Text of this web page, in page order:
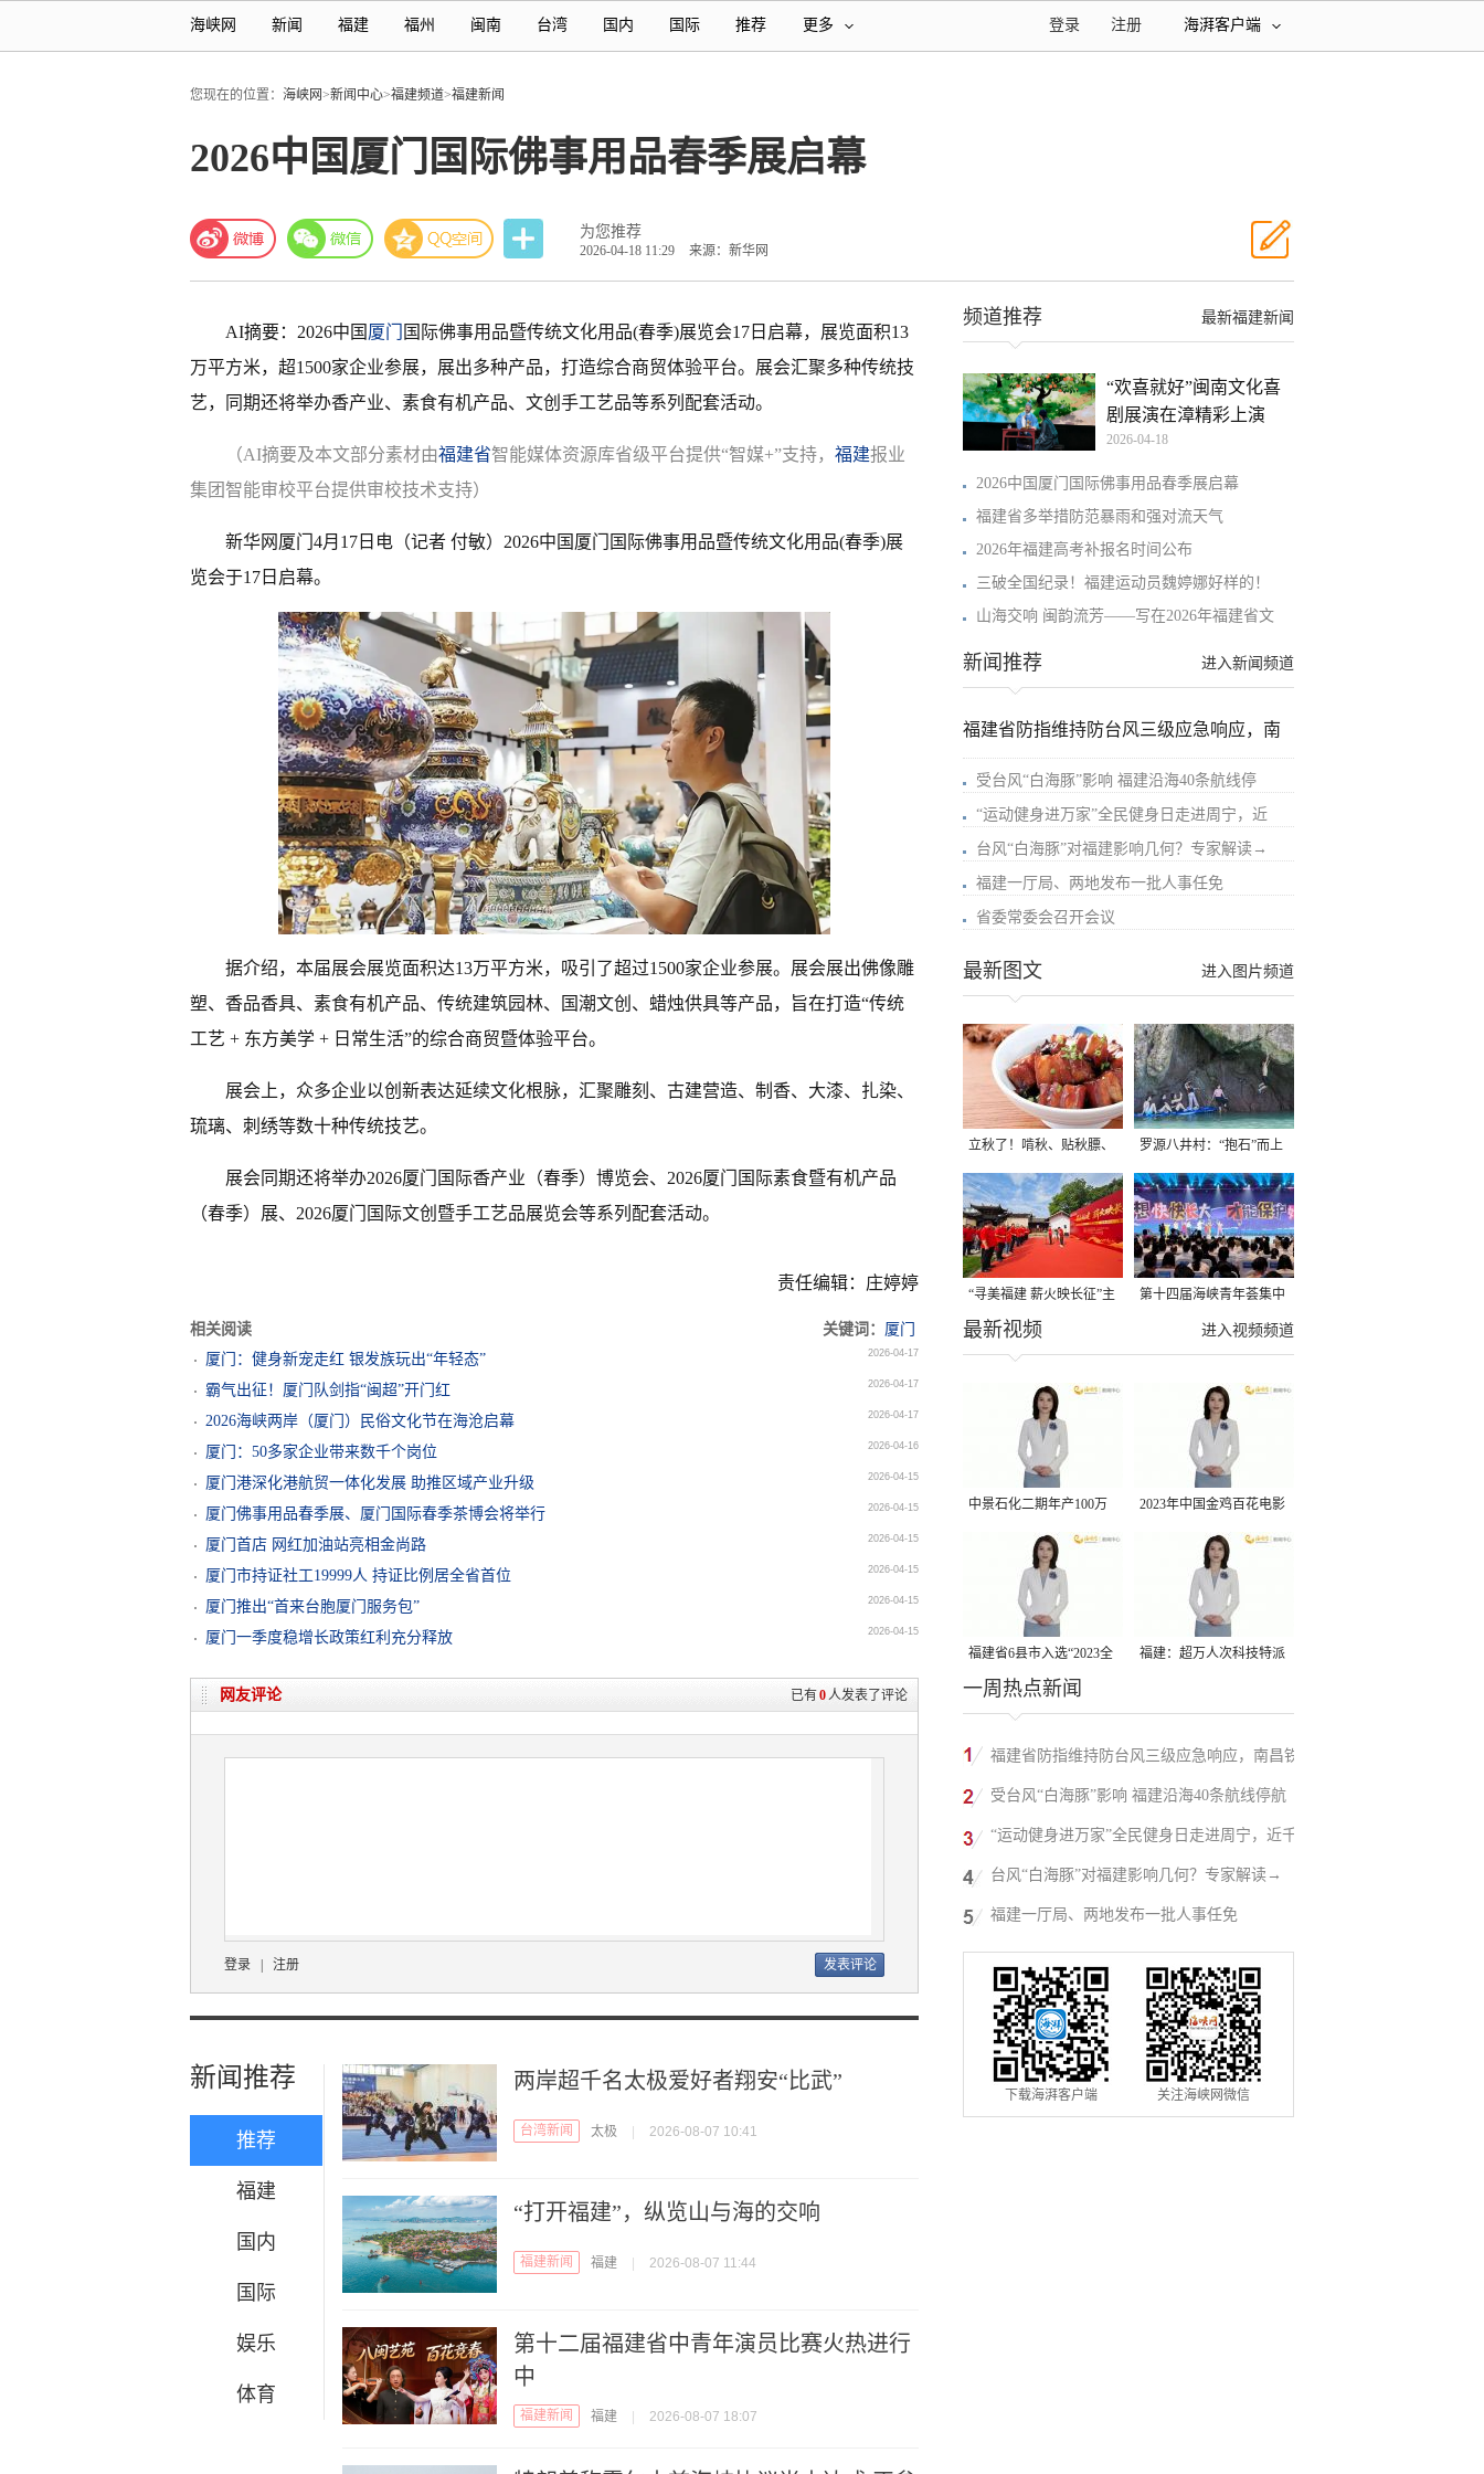
海峡网 新闻 福建 福州 闽南 台湾 国内 国际 推荐 更多 海湃客户端
注册
登录
您现在的位置： 海峡网>新闻中心>福建频道>福建新闻
2026中国厦门国际佛事用品春季展启幕
为您推荐
2026-04-18 11:29 来源：新华网
AI摘要：2026中国 厦门
国际佛事用品暨传统文化用品(春季)展览会17日启幕，展览面积13
万平方米，超1500家企业参展，展出多种产品，打造综合商贸体验平台。展会汇聚多种传统技
艺，同期还将举办香产业、素食有机产品、文创手工艺品等系列配套活动。
（AI摘要及本文部分素材由福建省智能媒体资源库省级平台提供“智媒+”支持， 福建报业
集团智能审校平台提供审校技术支持）
新华网厦门4月17日电（记者 付敏）2026中国厦门国际佛事用品暨传统文化用品(春季)展
览会于17日启幕。
据介绍，本届展会展览面积达13万平方米，吸引了超过1500家企业参展。展会展出佛像雕
塑、香品香具、素食有机产品、传统建筑园林、国潮文创、蜡烛供具等产品，旨在打造“传统
工艺 + 东方美学 + 日常生活”的综合商贸暨体验平台。
展会上，众多企业以创新表达延续文化根脉，汇聚雕刻、古建营造、制香、大漆、扎染、
琉璃、刺绣等数十种传统技艺。
展会同期还将举办2026厦门国际香产业（春季）博览会、2026厦门国际素食暨有机产品
（春季）展、2026厦门国际文创暨手工艺品展览会等系列配套活动。
责任编辑：庄婷婷
相关阅读 关键词： 厦门
厦门：健身新宠走红 银发族玩出“年轻态”
2026-04-17
霸气出征！厦门队剑指“闽超”开门红 2026-04-17
2026海峡两岸（厦门）民俗文化节在海沧启幕 2026-04-17
厦门：50多家企业带来数千个岗位 2026-04-16
厦门港深化港航贸一体化发展 助推区域产业升级 2026-04-15
厦门佛事用品春季展、厦门国际春季茶博会将举行 2026-04-15
厦门首店 网红加油站亮相金尚路 2026-04-15
厦门市持证社工19999人 持证比例居全省首位 2026-04-15
厦门推出“首来台胞厦门服务包” 2026-04-15
厦门一季度稳增长政策红利充分释放 2026-04-15
已有0人发表了评论
网友评论
登录 注册
新闻推荐
推荐
福建
国内
国际
娱乐
体育
两岸超千名太极爱好者翔安“比武”
台湾新闻 太极 2026-08-07 10:41
“打开福建”，纵览山与海的交响
福建新闻 福建 2026-08-07 11:44
第十二届福建省中青年演员比赛火热进行
中
福建新闻 福建 2026-08-07 18:07
最新福建新闻
频道推荐
“欢喜就好”闽南文化喜
剧展演在漳精彩上演
2026-04-18
2026中国厦门国际佛事用品春季展启幕
福建省多举措防范暴雨和强对流天气
2026年福建高考补报名时间公布
三破全国纪录！福建运动员魏婷娜好样的！
山海交响 闽韵流芳——写在2026年福建省文
进入新闻频道
新闻推荐
福建省防指维持防台风三级应急响应，南
受台风“白海豚”影响 福建沿海40条航线停
“运动健身进万家”全民健身日走进周宁，近
台风“白海豚”对福建影响几何？专家解读→
福建一厅局、两地发布一批人事任免
省委常委会召开会议
进入图片频道
最新图文
立秋了！啃秋、贴秋膘、
晒秋，福建人这样过才够
味→
罗源八井村：“抱石”而上
“寻美福建 薪火映长征”主
题活动在龙岩长汀启动
第十四届海峡青年荟集中
阶段活动在福州举行
进入视频频道
最新视频
中景石化二期年产100万
吨丙烷脱氢项目建成中交
2023年中国金鸡百花电影
节有福电影巡展31日启动
福建省6县市入选“2023全
国县域发展潜力百强县”
福建：超万人次科技特派
一周热点新闻
福建省防指维持防台风三级应急响应，南昌铁
路停运部分旅客列车→
受台风“白海豚”影响 福建沿海40条航线停航
“运动健身进万家”全民健身日走进周宁，近千
人徒步云端
台风“白海豚”对福建影响几何？专家解读→
福建一厅局、两地发布一批人事任免
下载海湃客户端 关注海峡网微信